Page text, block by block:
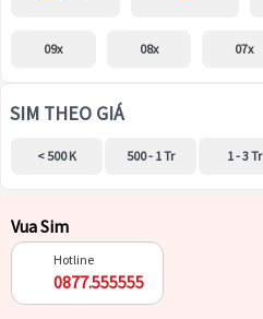
09x 08x 07x
SIM THEO GIÁ
< 500 K 500 - 1 Tr 1 - 3 Tr
Vua Sim
Hotline
0877.555555